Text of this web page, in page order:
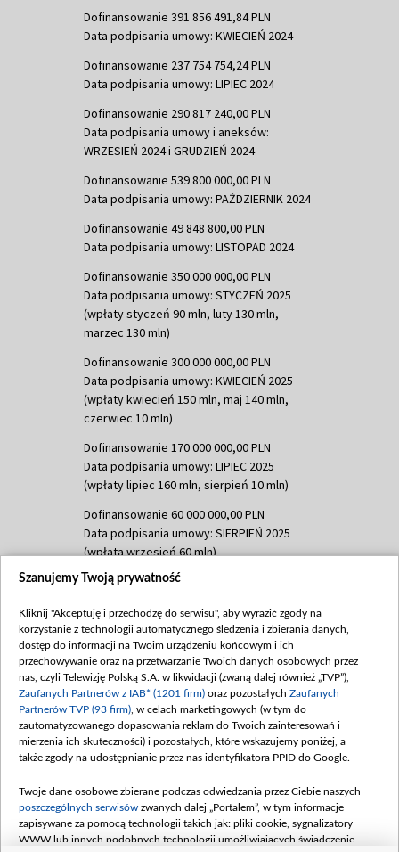
Dofinansowanie 391 856 491,84 PLN
Data podpisania umowy: KWIECIEŃ 2024
Dofinansowanie 237 754 754,24 PLN
Data podpisania umowy: LIPIEC 2024
Dofinansowanie 290 817 240,00 PLN
Data podpisania umowy i aneksów:
WRZESIEŃ 2024 i GRUDZIEŃ 2024
Dofinansowanie 539 800 000,00 PLN
Data podpisania umowy: PAŹDZIERNIK 2024
Dofinansowanie 49 848 800,00 PLN
Data podpisania umowy: LISTOPAD 2024
Dofinansowanie 350 000 000,00 PLN
Data podpisania umowy: STYCZEŃ 2025
(wpłaty styczeń 90 mln, luty 130 mln,
marzec 130 mln)
Dofinansowanie 300 000 000,00 PLN
Data podpisania umowy: KWIECIEŃ 2025
(wpłaty kwiecień 150 mln, maj 140 mln,
czerwiec 10 mln)
Dofinansowanie 170 000 000,00 PLN
Data podpisania umowy: LIPIEC 2025
(wpłaty lipiec 160 mln, sierpień 10 mln)
Dofinansowanie 60 000 000,00 PLN
Data podpisania umowy: SIERPIEŃ 2025
(wpłata wrzesień 60 mln)
Dofinansowanie 635 783 051,21 PLN
(wpłata wrzesień 100 mln, październik 350
mln, listopad 265 mln)
Dofinansowanie 48 862 000,00 PLN
Data podpisania umowy: GRUDZIEŃ 2025
(wpłata grudzień 60,548 mln)
Dofinansowanie 900 000 000,00 PLN
Data podpisania umowy: LUTY 2026 (wpłata
kwiecień 180 mln, 7 maja 180 mln, 8
czerwca 90 mln)
Dofinansowanie 250 000 000,00 PLN
Szanujemy Twoją prywatność
Kliknij "Akceptuję i przechodzę do serwisu", aby wyrazić zgody na
korzystanie z technologii automatycznego śledzenia i zbierania danych,
dostęp do informacji na Twoim urządzeniu końcowym i ich
przechowywanie oraz na przetwarzanie Twoich danych osobowych przez
nas, czyli Telewizję Polską S.A. w likwidacji (zwaną dalej również „TVP”),
Zaufanych Partnerów z IAB* (1201 firm) oraz pozostałych Zaufanych
Partnerów TVP (93 firm) , w celach marketingowych (w tym do
zautomatyzowanego dopasowania reklam do Twoich zainteresowań i
mierzenia ich skuteczności) i pozostałych, które wskazujemy poniżej, a
także zgody na udostępnianie przez nas identyfikatora PPID do Google.
Twoje dane osobowe zbierane podczas odwiedzania przez Ciebie naszych
poszczególnych serwisów zwanych dalej „Portalem”, w tym informacje
zapisywane za pomocą technologii takich jak: pliki cookie, sygnalizatory
WWW lub innych podobnych technologii umożliwiających świadczenie